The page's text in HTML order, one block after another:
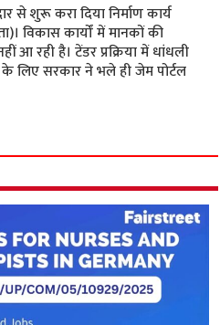
से शुरू करा दिया निर्माण कार्य
विकास कार्यों में मानकों की
आ रही है। टेंडर प्रक्रिया में धांधली
लिए सरकार ने भले ही जेम पोर्टल